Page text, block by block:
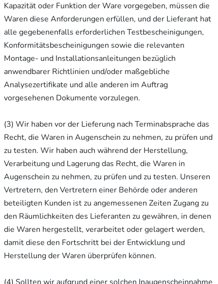
Kapazität oder Funktion der Ware vorgegeben, müssen die
Waren diese Anforderungen erfüllen, und der Lieferant hat
alle gegebenenfalls erforderlichen Testbescheinigungen,
Konformitätsbescheinigungen sowie die relevanten
Montage- und Installationsanleitungen bezüglich
anwendbarer Richtlinien und/oder maßgebliche
Analysezertifikate und alle anderen im Auftrag
vorgesehenen Dokumente vorzulegen.
(3) Wir haben vor der Lieferung nach Terminabsprache das
Recht, die Waren in Augenschein zu nehmen, zu prüfen und
zu testen. Wir haben auch während der Herstellung,
Verarbeitung und Lagerung das Recht, die Waren in
Augenschein zu nehmen, zu prüfen und zu testen. Unseren
Vertretern, den Vertretern einer Behörde oder anderen
beteiligten Kunden ist zu angemessenen Zeiten Zugang zu
den Räumlichkeiten des Lieferanten zu gewähren, in denen
die Waren hergestellt, verarbeitet oder gelagert werden,
damit diese den Fortschritt bei der Entwicklung und
Herstellung der Waren überprüfen können.